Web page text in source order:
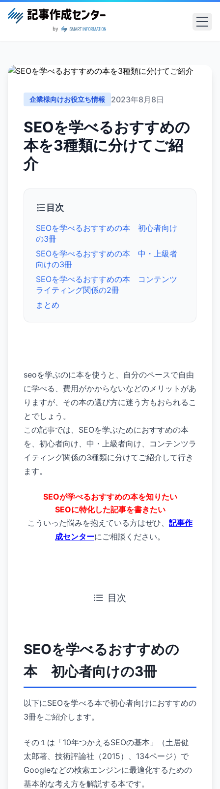
企業様向けお役立ち情報 2023年8月8日
SEOを学べるおすすめの
本を3種類に分けてご紹
介
目次
SEOを学べるおすすめの本 初心者向け
の3冊
SEOを学べるおすすめの本 中・上級者
向けの3冊
SEOを学べるおすすめの本 コンテンツ
ライティング関係の2冊
まとめ
seoを学ぶのに本を使うと、自分のペースで自由
に学べる、費用がかからないなどのメリットがあ
りますが、その本の選び方に迷う方もおられるこ
とでしょう。
この記事では、SEOを学ぶためにおすすめの本
を、初心者向け、中・上級者向け、コンテンツラ
イティング関係の3種類に分けてご紹介して行き
ます。
SEOが学べるおすすめの本を知りたい
SEOに特化した記事を書きたい
こういった悩みを抱えている方はぜひ、 記事作
成センターにご相談ください。
目次
SEOを学べるおすすめの
本 初心者向けの3冊
以下にSEOを学べる本で初心者向けにおすすめの
3冊をご紹介します。
その１は「10年つかえるSEOの基本」（土居健
太郎著、技術評論社（2015）、134ページ）で
Googleなどの検索エンジンに最適化するための
基本的な考え方を解説する本です。